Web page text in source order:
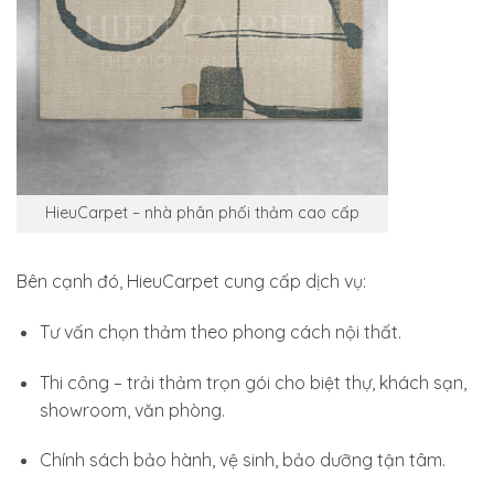
HieuCarpet – nhà phân phối thảm cao cấp
Bên cạnh đó, HieuCarpet cung cấp dịch vụ:
Tư vấn chọn thảm theo phong cách nội thất.
Thi công – trải thảm trọn gói cho biệt thự, khách sạn,
showroom, văn phòng.
Chính sách bảo hành, vệ sinh, bảo dưỡng tận tâm.